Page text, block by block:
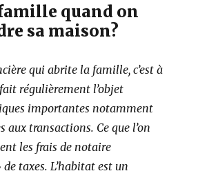
quand on
sa maison?
qui abrite la famille, c’est à
régulièrement l’objet
importantes notamment
aux transactions. Ce que l’on
les frais de notaire
taxes. L’habitat est un